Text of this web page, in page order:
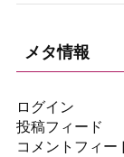
メタ情報
ログイン
投稿フィード
コメントフィー